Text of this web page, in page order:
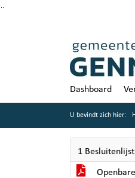
Dashboard
U bevindt zich hier:
1 Besluitenlijst